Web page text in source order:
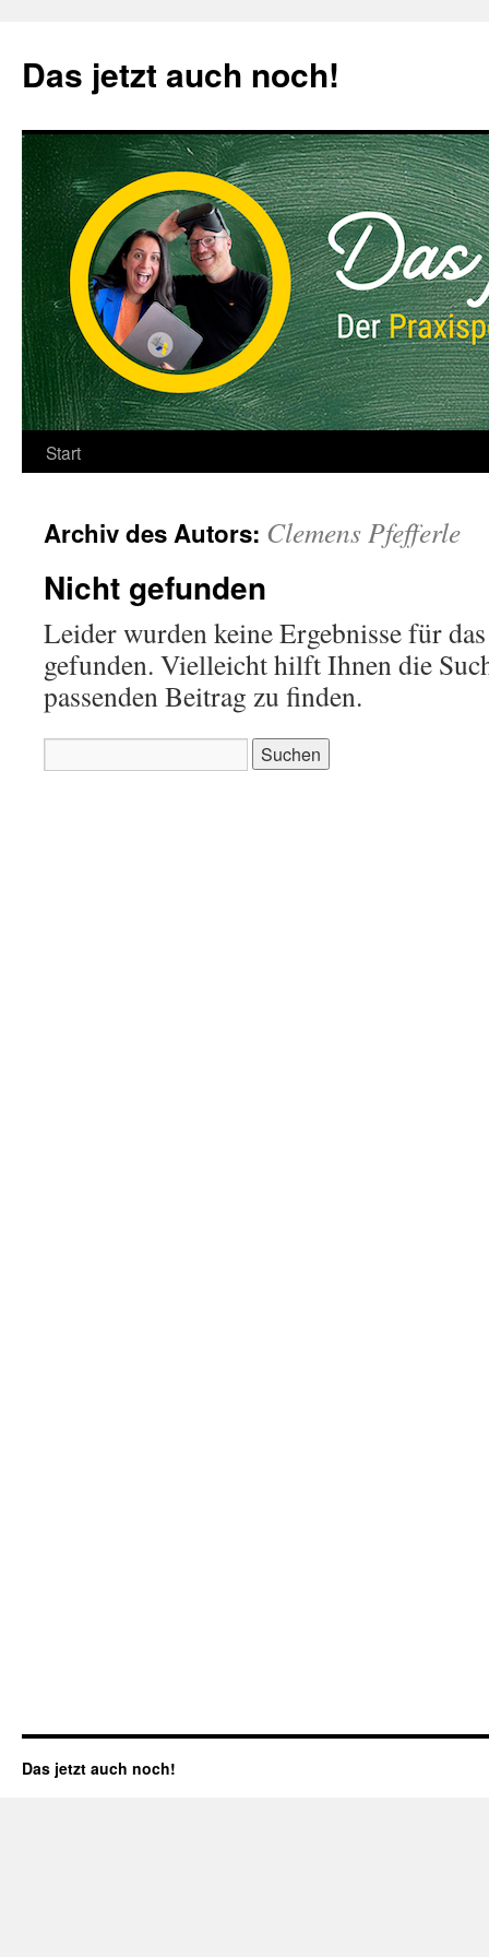
springen
Das jetzt auch noch!
Start
Archiv des Autors: Clemens Pfefferle
Nicht gefunden
Leider wurden keine Ergebnisse für
gefunden. Vielleicht hilft Ihnen die
passenden Beitrag zu finden.
nach:
Das jetzt auch noch!